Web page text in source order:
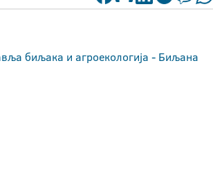
биљака и агроекологија - Биљана